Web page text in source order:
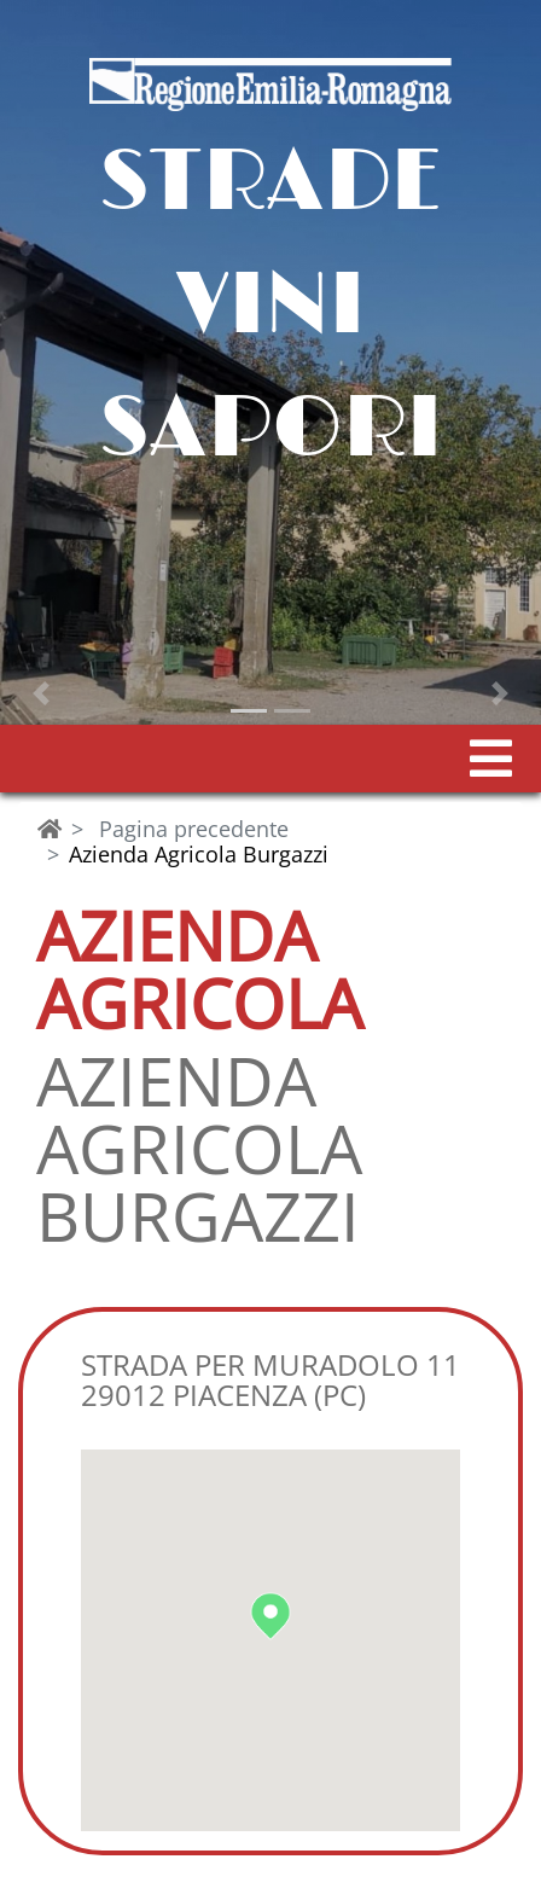
STRADE
VINI
SAPORI
Precedente
Pagina precedente
Azienda Agricola Burgazzi
AZIENDA
AGRICOLA
AZIENDA
AGRICOLA
BURGAZZI
STRADA PER MURADOLO 11
29012 PIACENZA (PC)